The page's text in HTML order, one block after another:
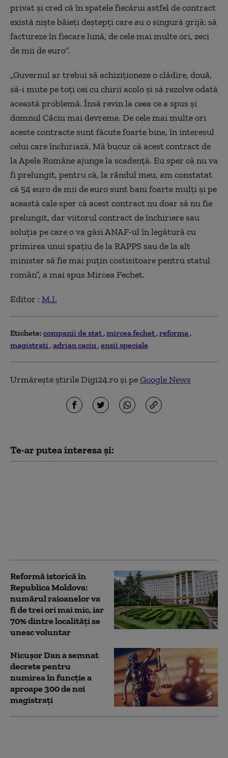
privat și cred că în spatele fiecărui astfel de contract
există niște băieți deștepți care au o singură grijă: să
factureze în fiecare lună, de cele mai multe ori, zeci
de mii de euro”.
„Guvernul ar trebui să achiziționeze o clădire, două,
să-i mute pe toți cei cu chirii acolo și să rezolve odată
această problemă. Însă revin la ceea ce a spus și
domnul Câciu mai devreme. De cele mai multe ori
aceste contracte sunt făcute foarte bine, în interesul
celui care închiriază. Mă bucur că acest contract de
la Apele Române ajunge la scadență. Eu sper că nu va
fi prelungit, pentru că, la rândul meu, am constatat
că 54 euro de mii de euro sunt bani foarte mulți și pe
această cale sper că acest contract nu doar să nu fie
prelungit, dar viitorul contract de închiriere sau
soluția pe care o va găsi ANAF-ul în legătură cu
primirea unui spațiu de la RAPPS sau de la alt
minister să fie mai puțin costisitoare pentru statul
român”, a mai spus Mircea Fechet.
Editor : M.I.
Etichete: companii de stat mircea fechet reforma
magistrati adrian caciu ensii speciale
Urmărește știrile Digi24.ro și peGoogle News
Te-ar putea interesa și:
Reformă istorică în
Republica Moldova:
numărul raioanelor va
fi de trei ori mai mic, iar
70% dintre localități se
unesc voluntar
Nicușor Dan a semnat
decrete pentru
numirea în funcție a
aproape 300 de noi
magistrați